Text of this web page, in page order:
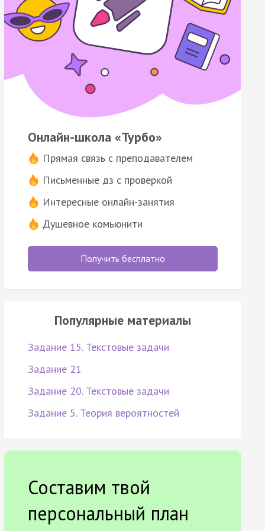
Онлайн-школа «Турбо»
Прямая связь с преподавателем
Письменные дз с проверкой
Интересные онлайн-занятия
Душевное комьюнити
Получить бесплатно
Популярные материалы
Задание 15. Текстовые задачи
Задание 21
Задание 20. Текстовые задачи
Задание 5. Теория вероятностей
Составим твой
персональный план